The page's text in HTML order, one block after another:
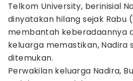
Telkom University, berinisial
dinyatakan hilang sejak Rabu
membantah keberadaannya
keluarga memastikan, Nadira
ditemukan.
Perwakilan keluarga Nadira,